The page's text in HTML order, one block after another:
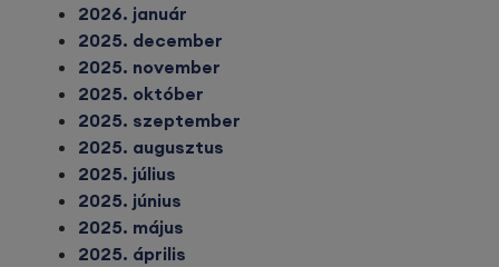
2026. január
2025. december
2025. november
2025. október
2025. szeptember
2025. augusztus
2025. július
2025. június
2025. május
2025. április